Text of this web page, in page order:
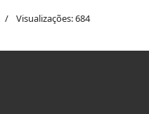
Visualizações: 684